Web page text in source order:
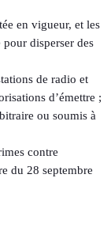
en vigueur, et les
pour disperser des
de radio et
d’émettre ;
ou soumis à
contre
du 28 septembre